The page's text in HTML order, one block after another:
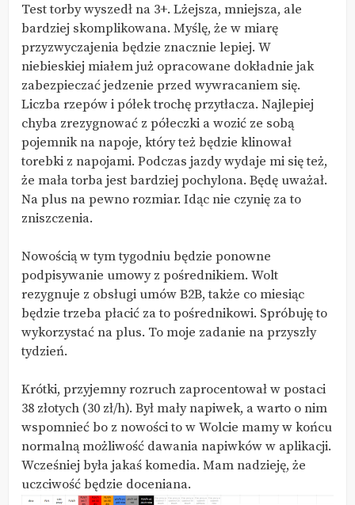
Test torby wyszedł na 3+. Lżejsza, mniejsza, ale
bardziej skomplikowana. Myślę, że w miarę
przyzwyczajenia będzie znacznie lepiej. W
niebieskiej miałem już opracowane dokładnie jak
zabezpieczać jedzenie przed wywracaniem się.
Liczba rzepów i półek trochę przytłacza. Najlepiej
chyba zrezygnować z półeczki a wozić ze sobą
pojemnik na napoje, który też będzie klinował
torebki z napojami. Podczas jazdy wydaje mi się też,
że mała torba jest bardziej pochylona. Będę uważał.
Na plus na pewno rozmiar. Idąc nie czynię za to
zniszczenia.
Nowością w tym tygodniu będzie ponowne
podpisywanie umowy z pośrednikiem. Wolt
rezygnuje z obsługi umów B2B, także co miesiąc
będzie trzeba płacić za to pośrednikowi. Spróbuję to
wykorzystać na plus. To moje zadanie na przyszły
tydzień.
Krótki, przyjemny rozruch zaprocentował w postaci
38 złotych (30 zł/h). Był mały napiwek, a warto o nim
wspomnieć bo z nowości to w Wolcie mamy w końcu
normalną możliwość dawania napiwków w aplikacji.
Wcześniej była jakaś komedia. Mam nadzieję, że
uczciwość będzie doceniana.